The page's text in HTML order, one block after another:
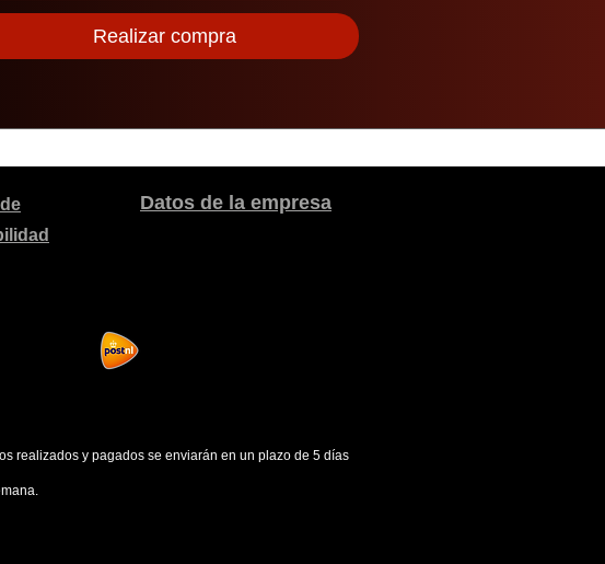
Realizar compra
Datos de la empresa
realizados y pagados se enviarán en un plazo de 5 días